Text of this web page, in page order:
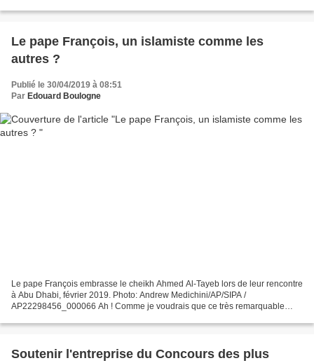
boulouque-hubert-landier...
Le pape François, un islamiste comme les
autres ?
Publié le 30/04/2019 à 08:51
Par Edouard Boulogne
Le pape François embrasse le cheikh Ahmed Al-Tayeb lors de leur rencontre
à Abu Dhabi, février 2019. Photo: Andrew Medichini/AP/SIPA /
AP22298456_000066 Ah ! Comme je voudrais que ce très remarquable
Soutenir l'entreprise du Concours des plus